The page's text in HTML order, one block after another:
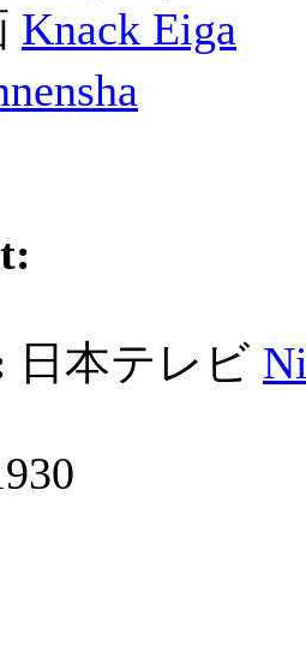
Knack Eiga
日本テレビ